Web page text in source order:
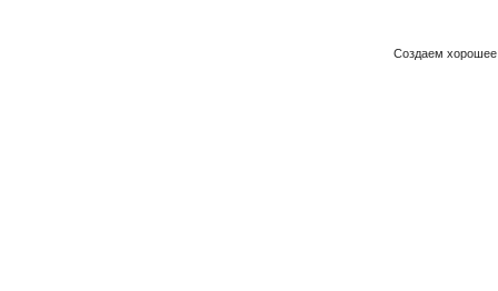
Создаем